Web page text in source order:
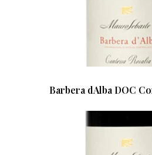
Barbera dAlba DOC